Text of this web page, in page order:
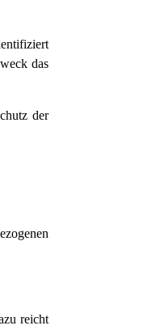
das
der
reicht